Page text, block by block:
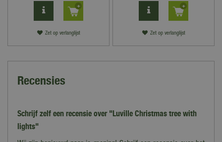
Zet op verlanglijst Zet op verlanglijst
Recensies
Schrijf zelf een recensie over "Luville Christmas tree with
lights"